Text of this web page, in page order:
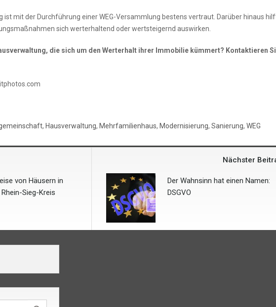
ist mit der Durchführung einer WEG-Versammlung bestens vertraut. Darüber hinaus
sich werterhaltend oder wertsteigernd auswirken.
die sich um den Werterhalt ihrer Immobilie kümmert? Kontaktieren
, Hausverwaltung, Mehrfamilienhaus, Modernisierung, Sanierung, WEG
von Häusern in
Sieg-Kreis
Nächster
Der Wahnsinn hat einen Namen:
DSGVO